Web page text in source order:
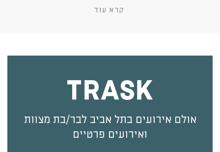
קרא עוד
אולם אירועים בתל אביב לבר/בת מצוות
ואירועים פרטיים